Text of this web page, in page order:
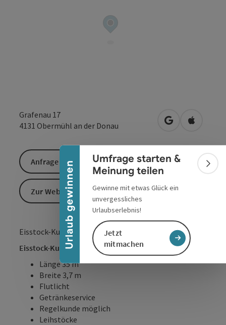
Urlaub gewinnen
Banner einklappen
Umfrage starten &
Meinung teilen
Gewinne mit etwas Glück ein
unvergessliches
Urlaubserlebnis!
Jetzt
mitmachen
Grafenau 17
4131 Obermühl an der Donau in Googlein Apple
​Eisstock-Kunstbahn bis 10° Plus bespielbar!
Eisstock-Kunstbahn
Länge 35 m
Breite 3,7 m
Flutlicht
Getränkeservice
Regelkunde möglich
Leihstöcke
Anfrage senden
Zur Website